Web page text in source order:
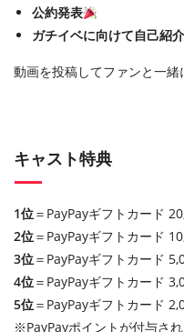
公約発表
ガチイベに向けて自己紹介
動画を投稿してファンと一
キャスト特典
1位＝PayPayギフトカード
2位＝PayPayギフトカード
3位＝PayPayギフトカード
4位＝PayPayギフトカード
5位＝PayPayギフトカード
※PayPayポイントが付与さ